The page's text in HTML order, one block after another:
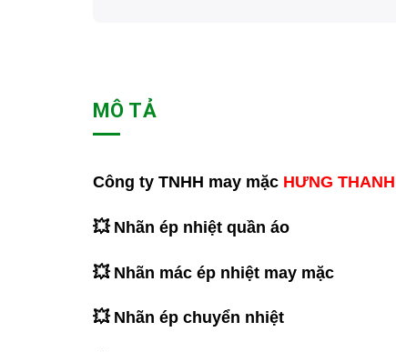
MÔ TẢ
Công ty TNHH may mặc HƯNG THANH
💥 Nhãn ép nhiệt quần áo
💥 Nhãn mác ép nhiệt may mặc
💥 Nhãn ép chuyển nhiệt